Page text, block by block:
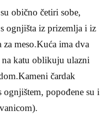
obično četiri sobe,
ognjišta iz prizemlja i iz
meso.Kuća ima dva
na katu oblikuju ulazni
čardak
popođene su i